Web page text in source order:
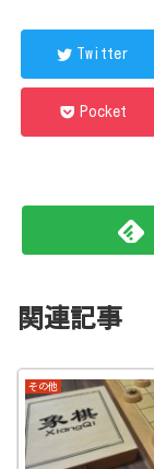
Twitter
Pocket
関連記事
その他